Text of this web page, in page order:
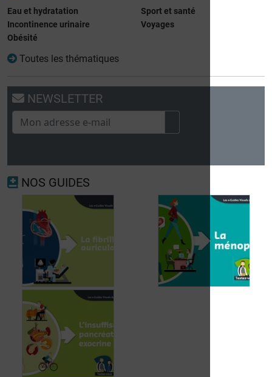
Eau et hydratation
Incontinence urinaire
Obésité
Sport et santé
Voyages
Toutes les thématiques
NEWSLETTER
NOS GUIDES
Fibrillation
auriculaire